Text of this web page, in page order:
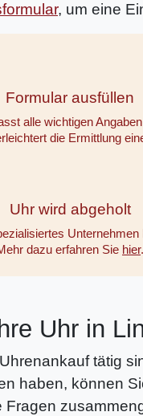
, um eine
Formular ausfüllen
alle wichtigen
die Ermittlung
Uhr wird abgeholt
Unternehmen
dazu erfahren Sie hier.
Uhr in
tätig
haben, können
Fragen